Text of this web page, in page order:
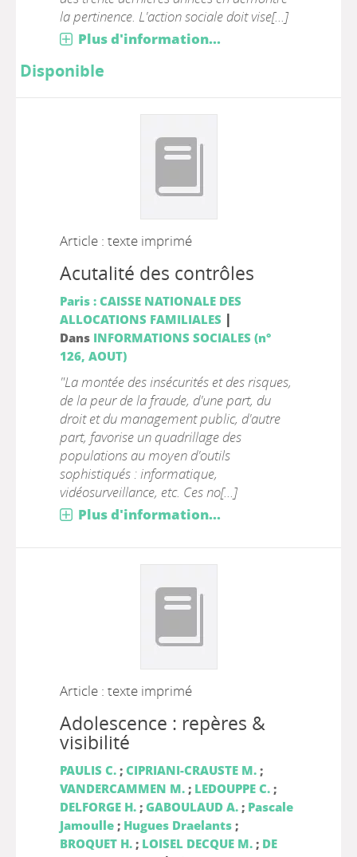
la pertinence. L'action sociale doit vise[...]
Plus d'information...
Disponible
Article : texte imprimé
Acutalité des contrôles
Paris : CAISSE NATIONALE DES
ALLOCATIONS FAMILIALES |
Dans INFORMATIONS SOCIALES (n°
126, AOUT)
"La montée des insécurités et des risques,
de la peur de la fraude, d'une part, du
droit et du management public, d'autre
part, favorise un quadrillage des
populations au moyen d'outils
sophistiqués : informatique,
vidéosurveillance, etc. Ces no[...]
Plus d'information...
Article : texte imprimé
Adolescence : repères &
visibilité
PAULIS C.; CIPRIANI-CRAUSTE M.;
VANDERCAMMEN M.; LEDOUPPE C.;
DELFORGE H.; GABOULAUD A.; Pascale
Jamoulle; Hugues Draelants;
BROQUET H.; LOISEL DECQUE M.; DE